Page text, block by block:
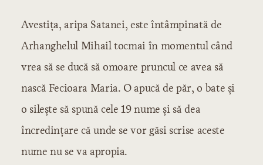
Avestiţa, aripa Satanei, este întâmpinată de
Arhanghelul Mihail tocmai în momentul când
vrea să se ducă să omoare pruncul ce avea să
nască Fecioara Maria. O apucă de păr, o bate şi
o sileşte să spună cele 19 nume şi să dea
încredinţare că unde se vor găsi scrise aceste
nume nu se va apropia.